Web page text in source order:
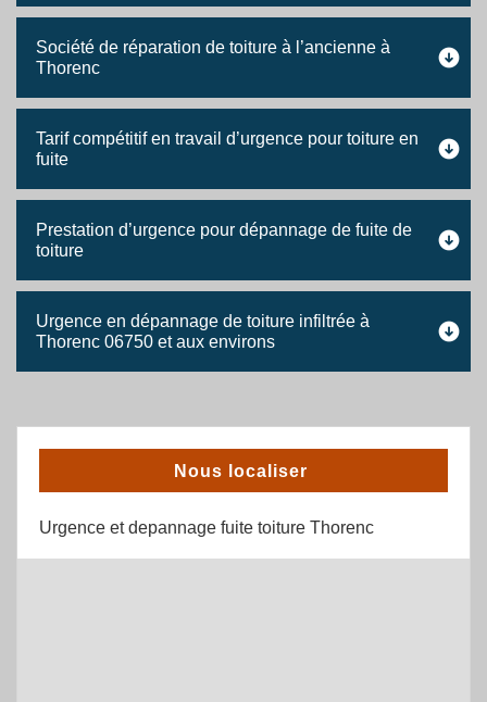
Société de réparation de toiture à l’ancienne à
Thorenc
Tarif compétitif en travail d’urgence pour toiture en
fuite
Prestation d’urgence pour dépannage de fuite de
toiture
Urgence en dépannage de toiture infiltrée à
Thorenc 06750 et aux environs
Nous localiser
Urgence et depannage fuite toiture Thorenc